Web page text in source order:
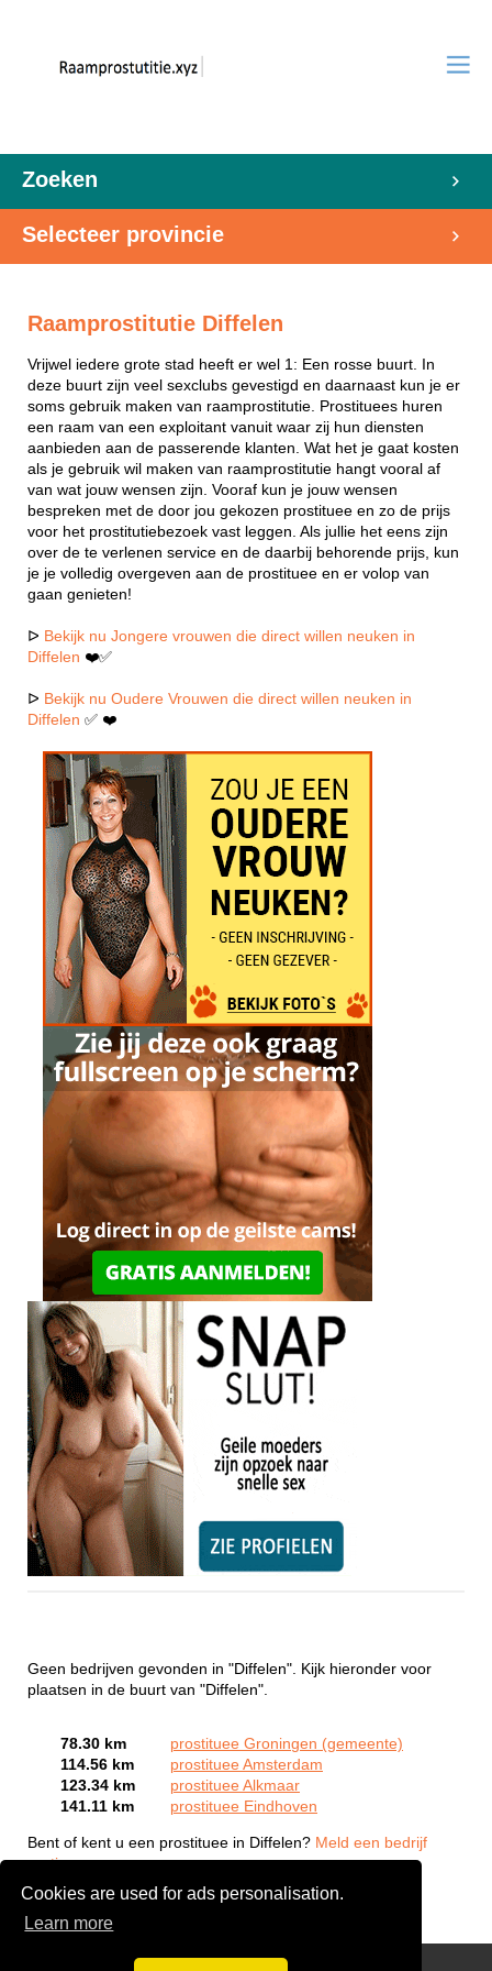
Cookies are used for ads personalisation.
Learn more
Zoeken
Selecteer provincie
Raamprostitutie Diffelen
Vrijwel iedere grote stad heeft er wel 1: Een rosse buurt. In
deze buurt zijn veel sexclubs gevestigd en daarnaast kun je er
soms gebruik maken van raamprostitutie. Prostituees huren
een raam van een exploitant vanuit waar zij hun diensten
aanbieden aan de passerende klanten. Wat het je gaat kosten
als je gebruik wil maken van raamprostitutie hangt vooral af
van wat jouw wensen zijn. Vooraf kun je jouw wensen
bespreken met de door jou gekozen prostituee en zo de prijs
voor het prostitutiebezoek vast leggen. Als jullie het eens zijn
over de te verlenen service en de daarbij behorende prijs, kun
je je volledig overgeven aan de prostituee en er volop van
gaan genieten!
ᐅ Bekijk nu Jongere vrouwen die direct willen neuken in
Diffelen ❤️✅
ᐅ Bekijk nu Oudere Vrouwen die direct willen neuken in
Diffelen ✅ ❤️
Geen bedrijven gevonden in "Diffelen". Kijk hieronder voor
plaatsen in de buurt van "Diffelen".
78.30 km
prostituee Groningen (gemeente)
114.56 km
prostituee Amsterdam
123.34 km
prostituee Alkmaar
141.11 km
prostituee Eindhoven
Bent of kent u een prostituee in Diffelen? Meld een bedrijf
gratis aan